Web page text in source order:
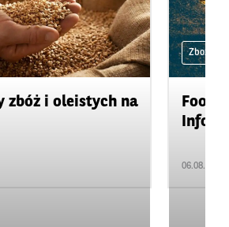
zbóż i oleistych na
Zboża i
06.08.2026